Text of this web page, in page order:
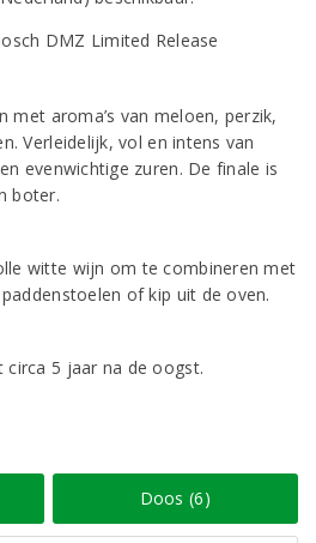
aroma’s van meloen, perzik,
Verleidelijk, vol en intens van
evenwichtige zuren. De finale is
boter.
witte wijn om te combineren met
of kip uit de oven.
5 jaar na de oogst.
Doos (6)